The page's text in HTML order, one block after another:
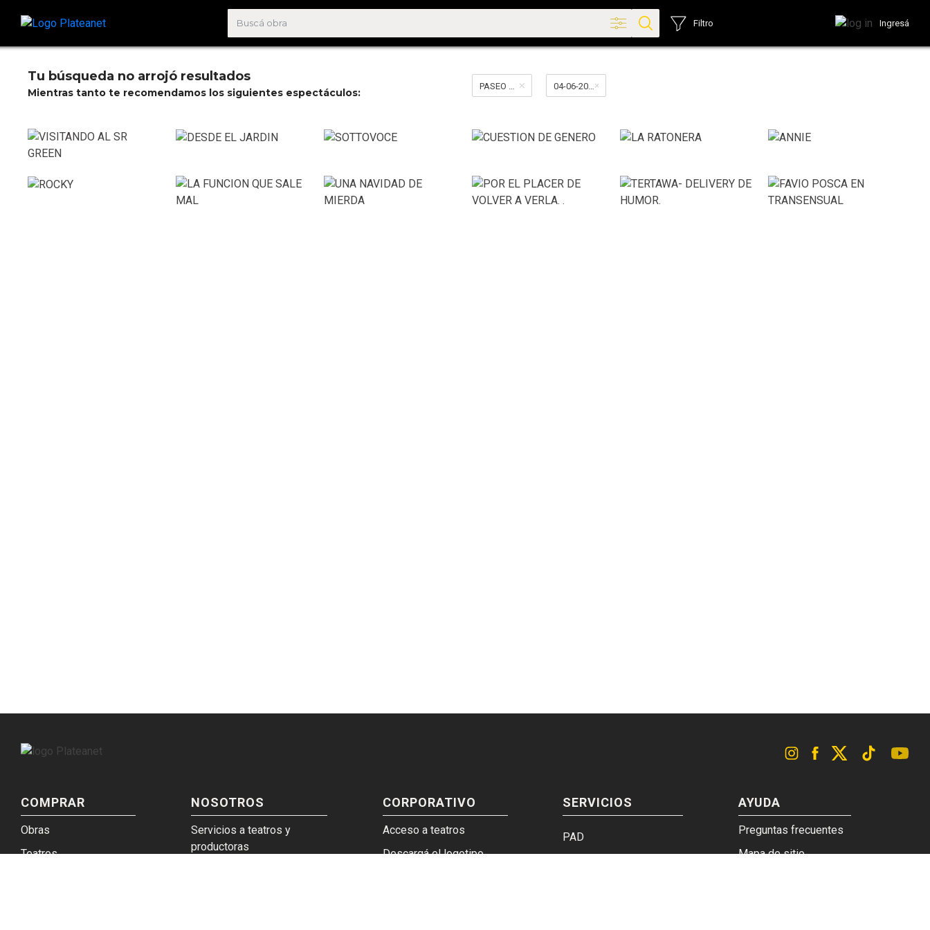
Filtro Ingresá
Tu búsqueda no arrojó resultados
Mientras tanto te recomendamos los siguientes espectáculos:
PASEO LA PLAZA 04-06-2026 al 04-06-2026
COMPRAR
Obras
Teatros
NOSOTROS
Servicios a teatros y
productoras
CORPORATIVO
Acceso a teatros
Descargá el logotipo
SERVICIOS
PAD
AYUDA
Preguntas frecuentes
Mapa de sitio